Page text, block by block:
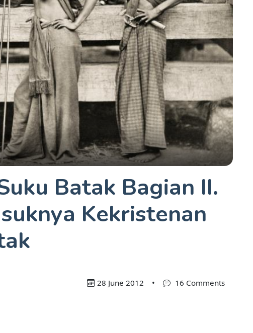
Batak Bagian II.
Kekristenan
28 June 2012 • 16 Comments